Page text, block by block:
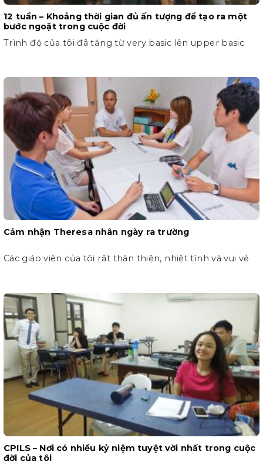
12 tuần – Khoảng thời gian đủ ấn tượng để tạo ra một
bước ngoặt trong cuộc đời
Trình độ của tôi đã tăng từ very basic lên upper basic
Cảm nhận Theresa nhân ngày ra trường
Các giáo viên của tôi rất thân thiện, nhiệt tình và vui vẻ
CPILS – Nơi có nhiều kỷ niệm tuyệt vời nhất trong cuộc
đời của tôi